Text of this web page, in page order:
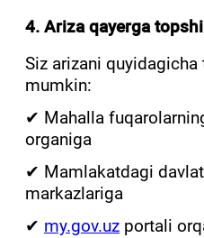
4. Ariza qayerga
Siz arizani
mumkin:
✔ Mahalla
organiga
✔ Mamlakatdagi
markazlariga
✔ my.gov.uz portali